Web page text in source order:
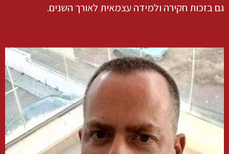
גם בזכות חקירה ולמידה עצמאית לאורך השנים.